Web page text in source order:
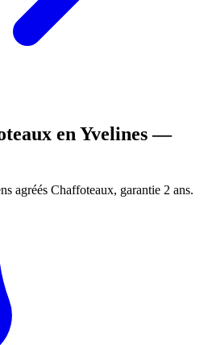
en Yvelines —
agréés Chaffoteaux, garantie 2 ans.